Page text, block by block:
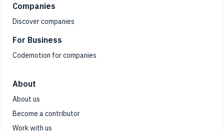
Companies
Discover companies
For Business
Codemotion for companies
About
About us
Become a contributor
Work with us